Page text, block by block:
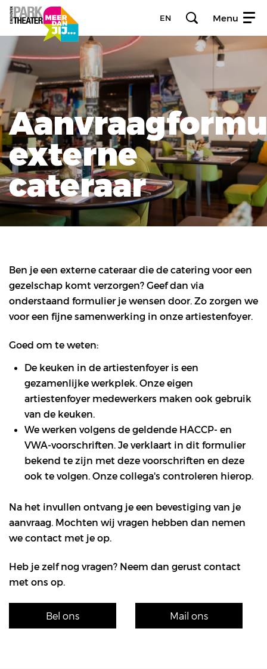
EN Menu
externe
cateraar
Ben je een externe cateraar die de catering voor een
gezelschap komt verzorgen? Geef dan via
onderstaand formulier je wensen door. Zo zorgen we
voor een fijne samenwerking in onze artiestenfoyer.
Goed om te weten:
De keuken in de artiestenfoyer is een
gezamenlijke werkplek. Onze eigen
artiestenfoyer medewerkers maken ook gebruik
van de keuken.
We werken volgens de geldende HACCP- en
VWA-voorschriften. Je verklaart in dit formulier
bekend te zijn met deze voorschriften en deze
ook te volgen. Onze collega's controleren hierop.
Na het invullen ontvang je een bevestiging van je
aanvraag. Mochten wij vragen hebben dan nemen
we contact met je op.
Heb je zelf nog vragen? Neem dan gerust contact
met ons op.
Bel ons Mail ons